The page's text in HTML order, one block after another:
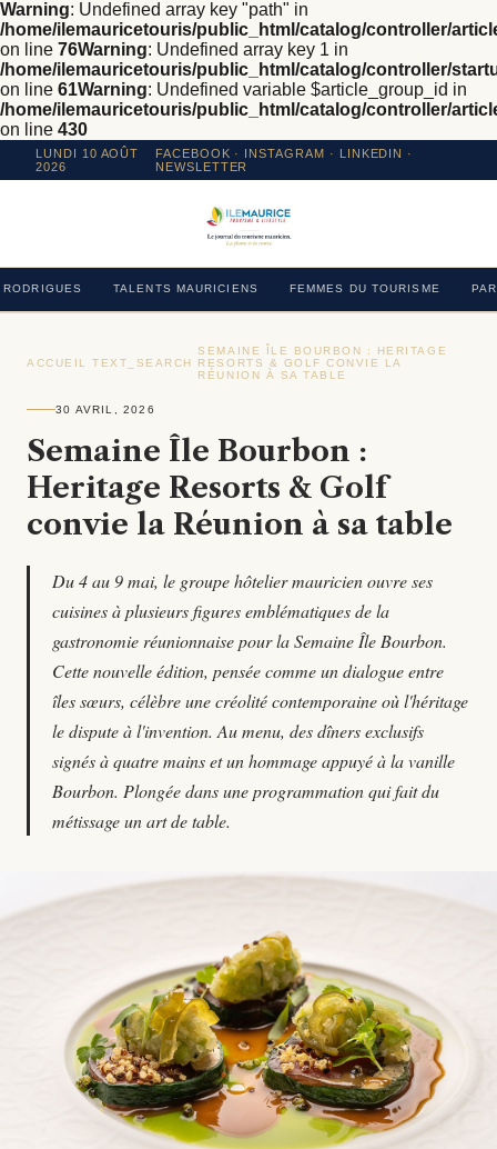
Warning: Undefined array key "path" in
/home/ilemauricetouris/public_html/catalog/controller/
on line 76Warning: Undefined array key 1 in
/home/ilemauricetouris/public_html/catalog/controller/
on line 61Warning: Undefined variable $article_group_id in
/home/ilemauricetouris/public_html/catalog/controller/
on line 430
LUNDI 10 AOÛT
2026
FACEBOOK · INSTAGRAM · LINKEDIN ·
NEWSLETTER
RODRIGUES TALENTS MAURICIENS FEMMES DU TOURISME
ACCUEIL ›TEXT_SEARCH
SEMAINE ÎLE BOURBON : HERITAGE
RESORTS & GOLF CONVIE LA
RÉUNION À SA TABLE
30 AVRIL, 2026
Semaine Île Bourbon :
Heritage Resorts & Golf
convie la Réunion à sa table
Du 4 au 9 mai, le groupe hôtelier mauricien ouvre ses
cuisines à plusieurs figures emblématiques de la
gastronomie réunionnaise pour la Semaine Île Bourbon.
Cette nouvelle édition, pensée comme un dialogue entre
îles sœurs, célèbre une créolité contemporaine où l'héritage
le dispute à l'invention. Au menu, des dîners exclusifs
signés à quatre mains et un hommage appuyé à la vanille
Bourbon. Plongée dans une programmation qui fait du
métissage un art de table.